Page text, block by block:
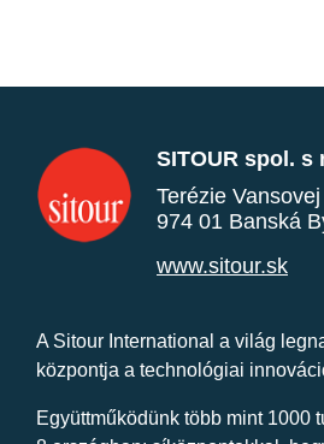
SITOUR spol. s
Terézie
974 01 Banská
www.sitour.sk
A Sitour International a világ
központja a technológiai
Együttműködünk több mint 1000